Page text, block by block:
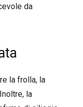
da
la frolla, la
la